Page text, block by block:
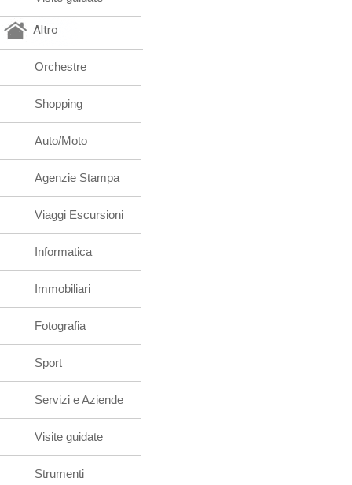
Altro
Orchestre
Shopping
Auto/Moto
Agenzie Stampa
Viaggi Escursioni
Informatica
Immobiliari
Fotografia
Sport
Servizi e Aziende
Visite guidate
Strumenti